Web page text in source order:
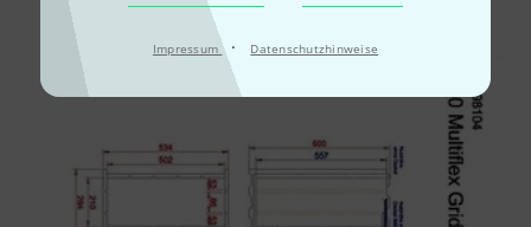
Impressum · Datenschutzhinweise